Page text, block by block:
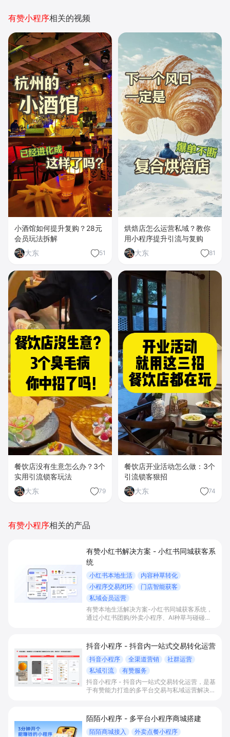
有赞小程序相关的视频
小酒馆如何提升复购？28元
会员玩法拆解
大东
51
烘焙店怎么运营私域？教你
用小程序提升引流与复购
大东
81
餐饮店没有生意怎么办？3个
实用引流锁客玩法
大东
79
餐饮店开业活动怎么做：3个
引流锁客狠招
大东
74
有赞小程序相关的产品
有赞小红书解决方案 - 小红书同城获客系
统
小红书本地生活
内容种草转化
小程序交易闭环
门店智能获客
私域会员运营
有赞本地生活解决方案-小红书同城获客系统，
通过小红书团购/外卖小程序、AI种草与碰碰
购，实现多平台高效经营与营收增长。
抖音小程序 - 抖音内一站式交易转化运营
抖音小程序 全渠道营销
社群运营
私域引流
有赞服务
抖音小程序 - 抖音内一站式交易转化运营，是基
于有赞能力打造的多平台交易与私域运营解决方
CRM沉淀会员，帮助本地生活与零售商家提升
转化、复购与经营效率。
陌陌小程序 - 多平台小程序商城搭建
陌陌商城接入
外卖点餐小程序